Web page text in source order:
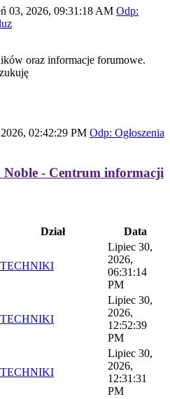
03, 2026, 09:31:18 AM Odp:
oraz informacje forumowe.
02:42:29 PM Odp: Ogłoszenia
- Centrum informacji
Dział Data
TECHNIKI
Lipiec 30,
2026,
06:31:14
PM
TECHNIKI
Lipiec 30,
2026,
12:52:39
PM
TECHNIKI
Lipiec 30,
2026,
12:31:31
PM